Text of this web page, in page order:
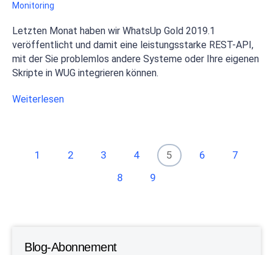
Monitoring
Letzten Monat haben wir WhatsUp Gold 2019.1
veröffentlicht und damit eine leistungsstarke REST-API,
mit der Sie problemlos andere Systeme oder Ihre eigenen
Skripte in WUG integrieren können.
Weiterlesen
1 2 3 4 5 6
7
8
9
Blog-Abonnement